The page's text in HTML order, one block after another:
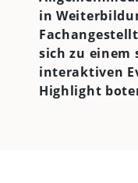
in
sich zu einem
interaktiven
Highlight